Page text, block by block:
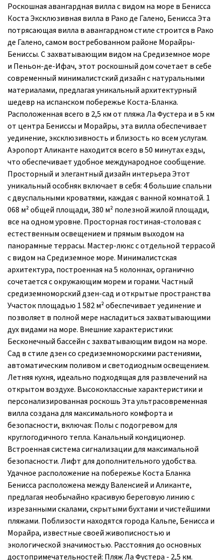
Роскошная авангардная вилла с видом на море в Бенисса
Коста Эксклюзивная вилла в Рако де Галено, Бенисса Эта
потрясающая вилла в авангардном стиле строится в Рако
де Галено, самом востребованном районе Морайры-
Бениссы. С захватывающим видом на Средиземное море
и Пеньон-де-Ифач, этот роскошный дом сочетает в себе
современный минималистский дизайн с натуральными
материалами, предлагая уникальный архитектурный
шедевр на испанском побережье Коста-Бланка.
Расположенная всего в 2,5 км от пляжа Ла Фустера и в 5 км
от центра Бениссы и Морайры, эта вилла обеспечивает
уединение, эксклюзивность и близость ко всем услугам.
Аэропорт Аликанте находится всего в 50 минутах езды,
что обеспечивает удобное международное сообщение.
Просторный и элегантный дизайн интерьера Этот
уникальный особняк включает в себя: 4 большие спальни
с двуспальными кроватями, каждая с ванной комнатой. 1
068 м² общей площади, 380 м² полезной жилой площади,
все на одном уровне. Просторная гостиная-столовая с
естественным освещением и прямым выходом на
панорамные террасы. Мастер-люкс с отдельной террасой
с видом на Средиземное море. Минималистская
архитектура, построенная на 5 колоннах, органично
сочетается с окружающим морем и горами. Частный
средиземноморский дзен-сад и открытые пространства
Участок площадью 1 582 м² обеспечивает уединение и
позволяет в полной мере насладиться захватывающими
дух видами на море. Внешние характеристики:
Бесконечный бассейн с захватывающим видом на море.
Сад в стиле дзен со средиземноморскими растениями,
автоматическим поливом и светодиодным освещением.
Летняя кухня, идеально подходящая для развлечений на
открытом воздухе. Высококлассные характеристики и
персонализированная роскошь Эта ультрасовременная
вилла создана для максимального комфорта и
безопасности, включая: Полы с подогревом для
круглогодичного тепла. Канальный кондиционер.
Встроенная система сигнализации для максимальной
безопасности. Лифт для дополнительного удобства.
Удачное расположение на побережье Коста Бланка
Бенисса расположена между Валенсией и Аликанте,
предлагая необычайно красивую береговую линию с
изрезанными скалами, скрытыми бухтами и чистейшими
пляжами. Поблизости находятся города Кальпе, Бенисса и
Морайра, известные своей живописностью и
экологической значимостью. Расстояния до основных
достопримечательностей: Пляж Ла Фустера - 2,5 км.